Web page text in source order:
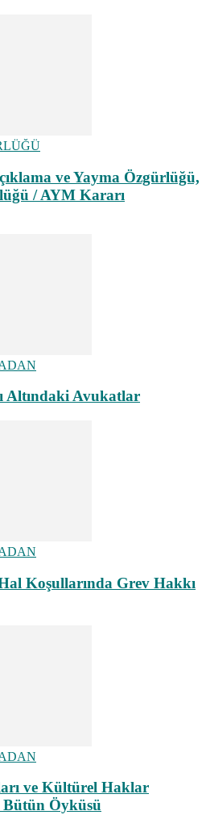
ve Yayma Özgürlüğü,
/ AYM Kararı
Altındaki Avukatlar
Koşullarında Grev Hakkı
ve Kültürel Haklar
Öyküsü